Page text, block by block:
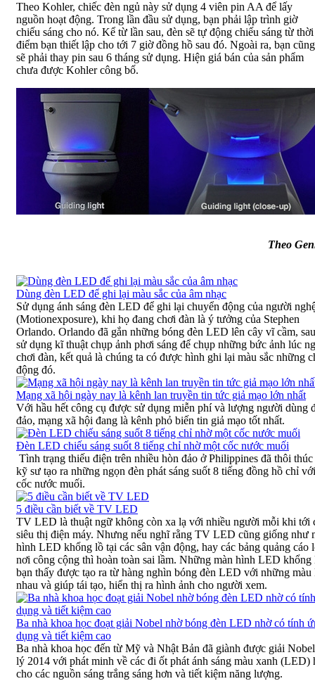
Theo Kohler, chiếc đèn ngủ này sử dụng 4 viên pin AA để lấy
nguồn hoạt động. Trong lần đầu sử dụng, bạn phải lập trình giờ
chiếu sáng cho nó. Kể từ lần sau, đèn sẽ tự động chiếu sáng từ thời
điểm bạn thiết lập cho tới 7 giờ đồng hồ sau đó. Ngoài ra, bạn cũng
sẽ phải thay pin sau 6 tháng sử dụng. Hiện giá bán của sản phẩm
chưa được Kohler công bố.
Theo
Dùng đèn LED để ghi lại màu sắc của âm nhạc
Sử dụng ánh sáng đèn LED để ghi lại chuyển động của người
(Motionexposure), khi họ đang chơi đàn là ý tưởng của Stephen
Orlando. Orlando đã gắn những bóng đèn LED lên cây vĩ cầm,
sử dụng kĩ thuật chụp ảnh phơi sáng để chụp những bức ảnh lúc
chơi đàn, kết quả là chúng ta có được hình ghi lại màu sắc những
động đó.
Mạng xã hội ngày nay là kênh lan truyền tin tức giả mạo lớn nhất
Với hầu hết công cụ được sử dụng miễn phí và lượng người dùng
đảo, mạng xã hội đang là kênh phỏ biến tin giả mạo tốt nhất.
Đèn LED chiếu sáng suốt 8 tiếng chỉ nhờ một cốc nước muối
Tình trạng thiếu điện trên nhiều hòn đảo ở Philippines đã thôi
kỹ sư tạo ra những ngọn đèn phát sáng suốt 8 tiếng đồng hồ chỉ
cốc nước muối.
5 điều cần biết về TV LED
TV LED là thuật ngữ không còn xa lạ với nhiều người mỗi khi tới
siêu thị điện máy. Nhưng nếu nghĩ rằng TV LED cũng giống như
hình LED khổng lồ tại các sân vận động, hay các bảng quảng cáo
nơi công cộng thì hoàn toàn sai lầm. Những màn hình LED khổng
bạn thấy được tạo ra từ hàng nghìn bóng đèn LED với những màu
nhau và giúp tái tạo, hiển thị ra hình ảnh cho người xem.
Ba nhà khoa học đoạt giải Nobel nhờ bóng đèn LED nhờ có tính
dụng và tiết kiệm cao
Ba nhà khoa học đến từ Mỹ và Nhật Bản đã giành được giải
lý 2014 với phát minh về các đi ốt phát ánh sáng màu xanh (LED)
cho các nguồn sáng trắng sáng hơn và tiết kiệm năng lượng.